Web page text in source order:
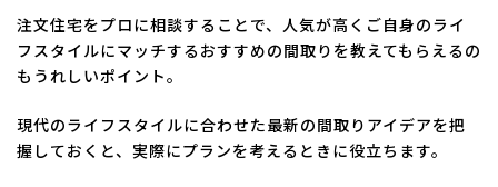
注文住宅をプロに相談することで、人気が高くご自身のライ
フスタイルにマッチするおすすめの間取りを教えてもらえるの
もうれしいポイント。
現代のライフスタイルに合わせた最新の間取りアイデアを把
握しておくと、実際にプランを考えるときに役立ちます。